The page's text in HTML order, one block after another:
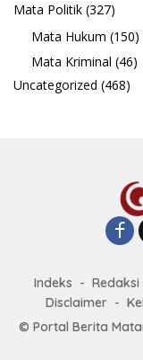
Mata Politik (327)
Mata Hukum (150)
Mata Kriminal (46)
Uncategorized (468)
Indeks Redaksi
Disclaimer
© Portal Berita